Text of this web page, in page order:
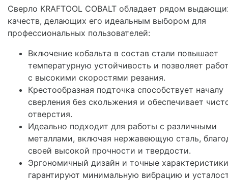
Сверло KRAFTOOL COBALT обладает рядом
качеств, делающих его идеальным выбором для
профессиональных пользователей:
Включение кобальта в состав стали повышает
температурную устойчивость и позволяет
с высокими скоростями резания.
Крестообразная подточка способствует началу
сверления без скольжения и обеспечивает
отверстия.
Идеально подходит для работы с различными
металлами, включая нержавеющую сталь,
своей высокой прочности и твердости.
Эргономичный дизайн и точные характеристики
гарантируют минимальную вибрацию и